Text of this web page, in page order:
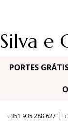
Silva e
PORTES
+351 935 288 627 |